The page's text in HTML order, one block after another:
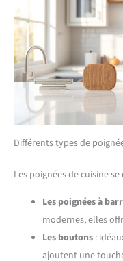
Différents types de
Les poignées de cuisine
Les poignées à
modernes, elles
Les boutons :
ajoutent une